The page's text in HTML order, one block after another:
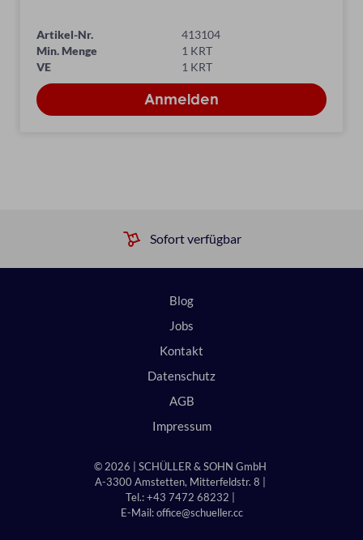
Artikel-Nr.
413104
Min. Menge
1 KRT
VE
1 KRT
Sofort verfügbar
© 2026 | SCHÜLLER & SOHN GmbH
A-3300 Amstetten, Mitterfeldstr. 8 |
Tel.: +43 7472 68232 |
E-Mail:office@schueller.cc
Blog
Jobs
Kontakt
Datenschutz
AGB
Impressum